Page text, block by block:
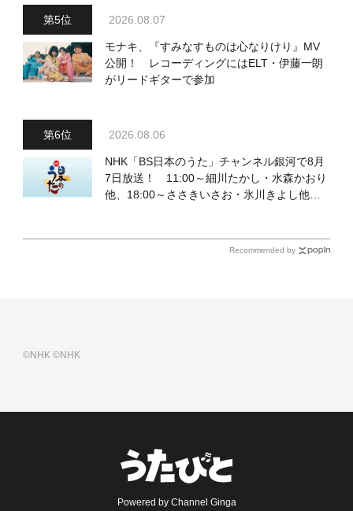
2026.08.07
モナキ、『すみなすものは心なりけり』MV
公開！ レコーディングにはELT・伊藤一朗
がリードギターで参加
2026.08.06
NHK「BS日本のうた」チャンネル銀河で8月
7日放送！ 11:00～細川たかし・水森かおり
他、18:00～ささきいさお・氷川きよし他登
Recommended by
©NHK©NHK
Powered by Channel Ginga